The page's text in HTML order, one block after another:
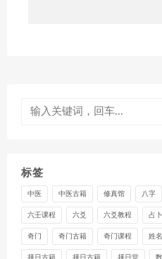
标签
中医 中医古籍 修真馆 八字
六壬课程 六爻 六爻教程 占卜
奇门 奇门古籍 奇门课程 姓